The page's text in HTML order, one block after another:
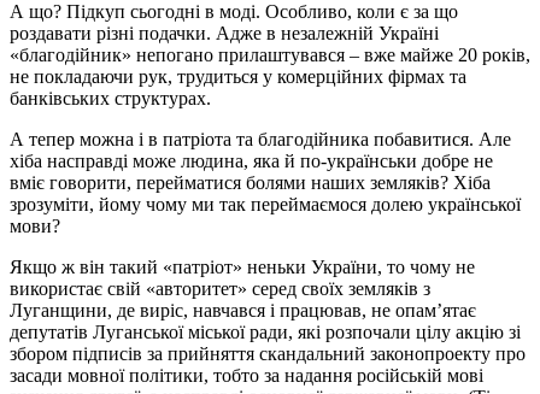
А що? Підкуп сьогодні в моді. Особливо, коли є за що
роздавати різні подачки. Адже в незалежній Україні
«благодійник» непогано прилаштувався – вже майже 20 років,
не покладаючи рук, трудиться у комерційних фірмах та
банківських структурах.
А тепер можна і в патріота та благодійника побавитися. Але
хіба насправді може людина, яка й по-українськи добре не
вміє говорити, перейматися болями наших земляків? Хіба
зрозуміти, йому чому ми так переймаємося долею української
мови?
Якщо ж він такий «патріот» неньки України, то чому не
використає свій «авторитет» серед своїх земляків з
Луганщини, де виріс, навчався і працював, не опам’ятає
депутатів Луганської міської ради, які розпочали цілу акцію зі
збором підписів за прийняття скандальний законопроекту про
засади мовної політики, тобто за надання російській мові